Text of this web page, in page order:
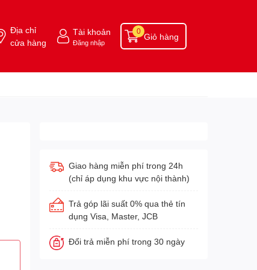
Địa chỉ
cửa hàng
Tài khoản
Đăng nhập
Giỏ hàng
0
Giao hàng miễn phí trong 24h
(chỉ áp dụng khu vực nội thành)
Trả góp lãi suất 0% qua thẻ tín
dụng Visa, Master, JCB
Đổi trả miễn phí trong 30 ngày